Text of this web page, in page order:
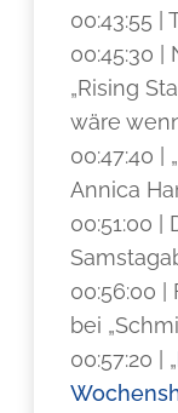
00:43:55 |
00:45:30 |
„Rising
wäre
00:47:40 |
Annica
00:51:00 |
00:56:00 |
bei
00:57:20 | „